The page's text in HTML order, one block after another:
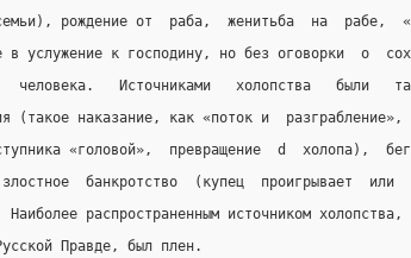
рождение от  раба,  женитьба  на  рабе,
в услужение к господину, но без оговорки  о
человека.   Источниками   холопства   были
(такое наказание, как «поток и  разграбление»,
«головой»,  превращение  d  холопа),
банкротство  (купец  проигрывает  или
Наиболее распространенным источником
Правде, был плен.